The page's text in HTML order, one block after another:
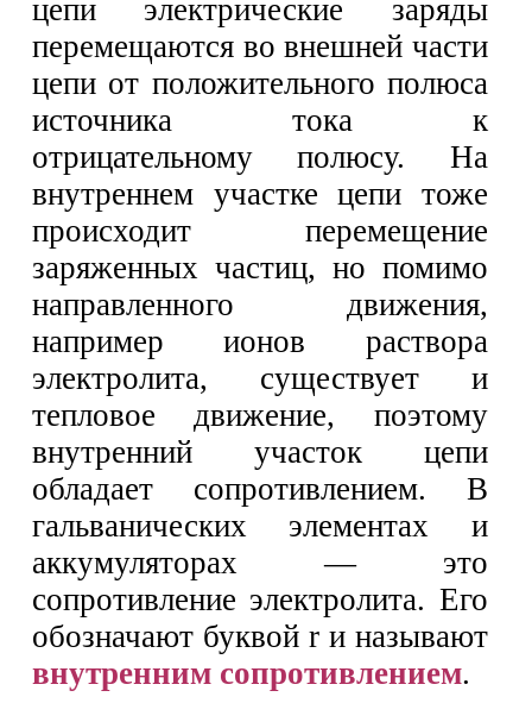
цепи электрические заряды
перемещаются во внешней части
цепи от положительного полюса
источника тока к
отрицательному полюсу. На
внутреннем участке цепи тоже
происходит перемещение
заряженных частиц, но помимо
направленного движения,
например ионов раствора
электролита, существует и
тепловое движение, поэтому
внутренний участок цепи
обладает сопротивлением. В
гальванических элементах и
аккумуляторах — это
сопротивление электролита. Его
обозначают буквой r и называют
внутренним сопротивлением.